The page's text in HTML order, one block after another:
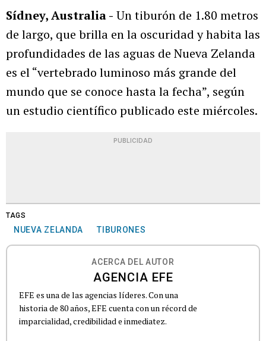
Sídney, Australia - Un tiburón de 1.80 metros
de largo, que brilla en la oscuridad y habita las
profundidades de las aguas de Nueva Zelanda
es el “vertebrado luminoso más grande del
mundo que se conoce hasta la fecha”, según
un estudio científico publicado este miércoles.
PUBLICIDAD
TAGS
NUEVA ZELANDA TIBURONES
ACERCA DEL AUTOR
AGENCIA EFE
EFE es una de las agencias líderes. Con una
historia de 80 años, EFE cuenta con un récord de
imparcialidad, credibilidad e inmediatez.